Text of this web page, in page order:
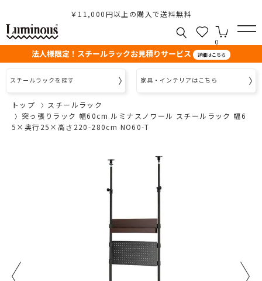
￥11,000円以上の購入で送料無料
0
法人様限定！スチールラックお見積りサービス 詳細はこちら
スチールラックを探す 家具・インテリアはこちら
トップ
スチールラック
突っ張りラック 幅60cm ルミナスノワール スチールラック 幅6
5×奥行25×高さ220-280cm NO60-T